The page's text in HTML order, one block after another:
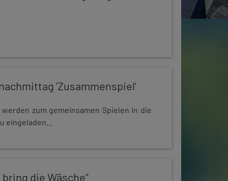
'Zusammenspiel'
zum gemeinsamen Spielen in die
eingeladen...
bring die Wäsche"